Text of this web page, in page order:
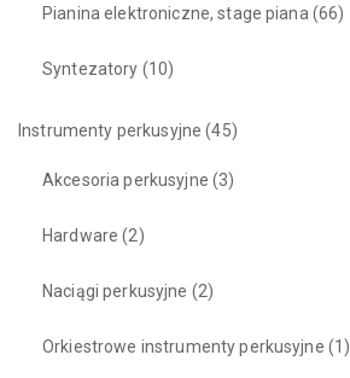
Pianina elektroniczne, stage piana(66)
Syntezatory (10)
Instrumenty perkusyjne (45)
Akcesoria perkusyjne (3)
Hardware (2)
Naciągi perkusyjne (2)
Orkiestrowe instrumenty perkusyjne (1)